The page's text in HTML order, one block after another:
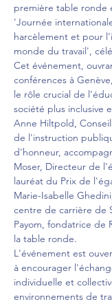
première table ronde
'Journée
harcèlement et pour
monde du travail',
Cet événement,
conférences à
le rôle crucial de
société plus inclusive
Anne Hiltpold,
de l'instruction
d'honneur,
Moser, Directeur de
lauréat du Prix de
Marie-Isabelle
centre de carrière de
Payom, fondatrice de
la table ronde.
L'événement est
à encourager
individuelle et
environnements de